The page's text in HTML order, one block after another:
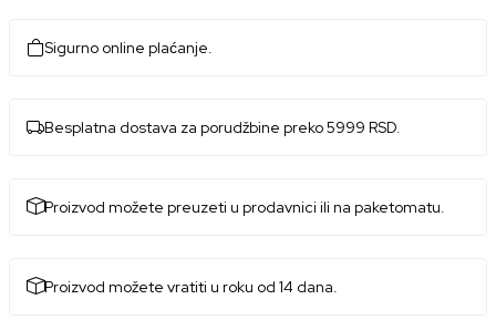
Sigurno online plaćanje.
Besplatna dostava za porudžbine preko 5999 RSD.
Proizvod možete preuzeti u prodavnici ili na paketomatu.
Proizvod možete vratiti u roku od 14 dana.